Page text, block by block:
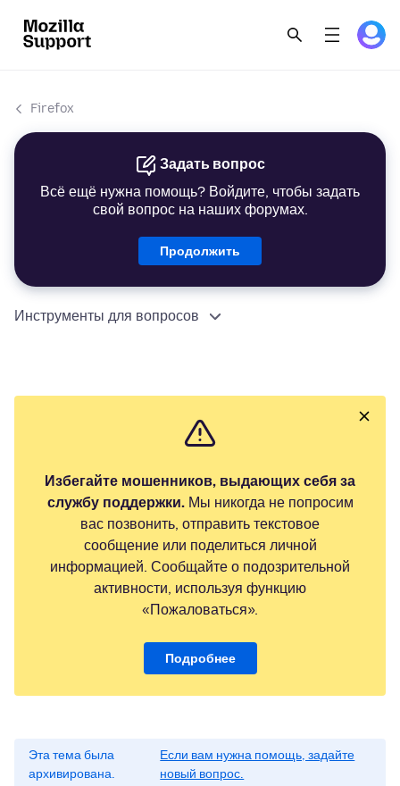
Firefox
Задать вопрос
Всё ещё нужна помощь? Войдите, чтобы задать
свой вопрос на наших форумах.
Продолжить
Инструменты для вопросов
Избегайте мошенников, выдающих себя за
службу поддержки.Мы никогда не попросим
вас позвонить, отправить текстовое
сообщение или поделиться личной
информацией. Сообщайте о подозрительной
активности, используя функцию
«Пожаловаться».
Подробнее
Эта тема была
архивирована.
Если вам нужна помощь, задайте
новый вопрос.